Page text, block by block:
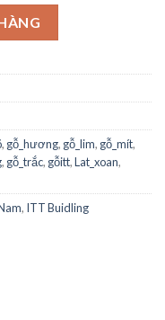
, gỗ_hương, gỗ_lim, gỗ_mít,
, gỗ_trắc, gỗitt,Lat_xoan,
, ITT Buidling